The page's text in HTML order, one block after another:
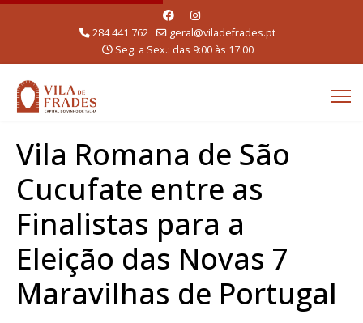
284 441 762
geral@viladefrades.pt
Seg. a Sex.: das 9:00 às 17:00
Vila Romana de São
Cucufate entre as
Finalistas para a
Eleição das Novas 7
Maravilhas de Portugal